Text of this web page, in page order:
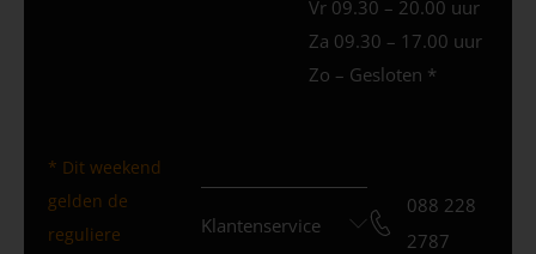
Vr 09.30 – 20.00 uur
Za 09.30 – 17.00 uur
Zo – Gesloten *
* Dit weekend
gelden de
reguliere
Klantenservice
088 228
2787